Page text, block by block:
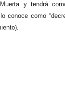
y tendrá
conoce como